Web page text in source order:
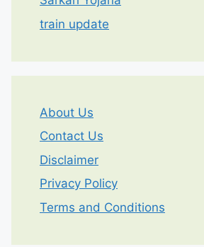
train update
About Us
Contact Us
Disclaimer
Privacy Policy
Terms and Conditions